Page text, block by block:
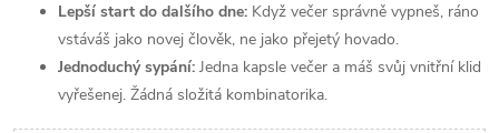
Lepší start do dalšího dne: Když večer správně vypneš, ráno
vstáváš jako novej člověk, ne jako přejetý hovado.
Jednoduchý sypání: Jedna kapsle večer a máš svůj vnitřní klid
vyřešenej. Žádná složitá kombinatorika.